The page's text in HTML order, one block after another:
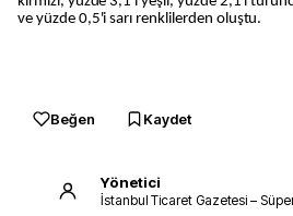
ve yüzde 0,5'i sarı renklilerden oluştu.
Beğen Kaydet
Yönetici
İstanbul Ticaret Gazetesi –